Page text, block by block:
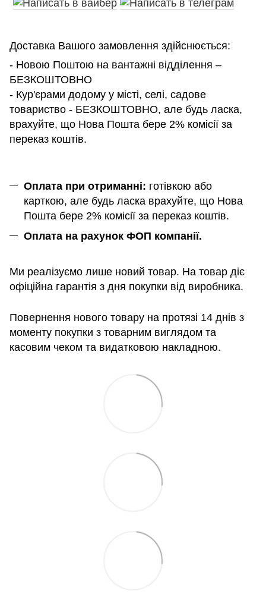
Доставка Вашого замовлення здійснюється:
- Новою Поштою на вантажні відділення –
БЕЗКОШТОВНО
- Кур'єрами додому у місті, селі, садове
товариство - БЕЗКОШТОВНО, але будь ласка,
врахуйте, що Нова Пошта бере 2% комісії за
переказ коштів.
Оплата при отриманні: готівкою або
карткою, але будь ласка врахуйте, що Нова
Пошта бере 2% комісії за переказ коштів.
Оплата на рахунок ФОП компанії.
Ми реалізуємо лише новий товар. На товар діє
офіційна гарантія з дня покупки від виробника.
Повернення нового товару на протязі 14 днів з
моменту покупки з товарним виглядом та
касовим чеком та видатковою накладною.